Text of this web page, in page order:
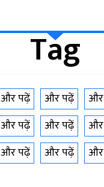
Tag
और पढ़ें और पढ़ें
और पढ़ें और पढ़ें
और पढ़ें और पढ़ें